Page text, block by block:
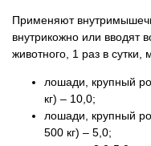
Применяют
внутрикожно или вводят
животного, 1 раз в сутки,
лошади, крупный
кг) – 10,0;
лошади, крупный
500 кг) – 5,0;